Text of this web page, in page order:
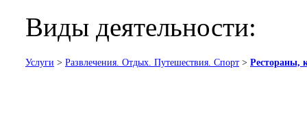
Виды деятельности:
Услуги > Развлечения. Отдых. Путешествия. Спорт > Рестораны,